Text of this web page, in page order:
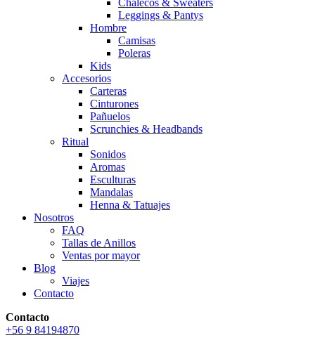
Chalecos & Sweaters
Leggings & Pantys
Hombre
Camisas
Poleras
Kids
Accesorios
Carteras
Cinturones
Pañuelos
Scrunchies & Headbands
Ritual
Sonidos
Aromas
Esculturas
Mandalas
Henna & Tatuajes
Nosotros
FAQ
Tallas de Anillos
Ventas por mayor
Blog
Viajes
Contacto
Contacto
+56 9 84194870